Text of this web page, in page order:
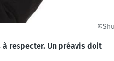
respecter. Un préavis doit